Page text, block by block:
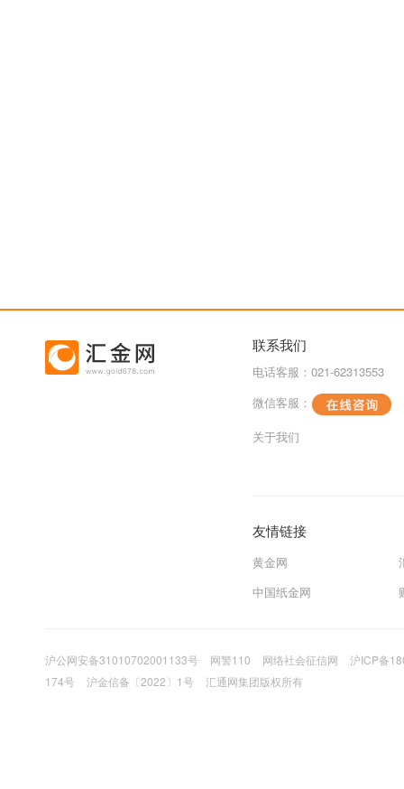
联系我们
电话客服：021-62313553
微信客服：
关于我们
友情链接
黄金网
中国纸金网
沪公网安备31010702001133号 网警110 网络社会征信网
沪ICP备
174号
沪金信备〔2022〕1号 汇通网集团版权所有